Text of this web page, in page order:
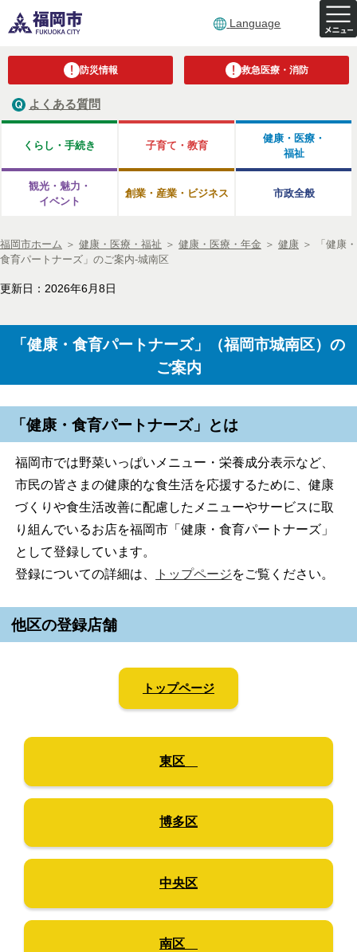
Language
防災情報 救急医療・消防
よくある質問
くらし・手続き 子育て・教育
健康・医療・
福祉
観光・魅力・
イベント
創業・産業・ビジネス 市政全般
福岡市ホーム ＞ 健康・医療・福祉 ＞ 健康・医療・年金 ＞ 健康 ＞
「健康・
食育パートナーズ」のご案内-城南区
更新日：2026年6月8日
「健康・食育パートナーズ」（福岡市城南区）の
ご案内
「健康・食育パートナーズ」とは
福岡市では野菜いっぱいメニュー・栄養成分表示など、
市民の皆さまの健康的な食生活を応援するために、健康
づくりや食生活改善に配慮したメニューやサービスに取
り組んでいるお店を福岡市「健康・食育パートナーズ」
として登録しています。
登録についての詳細は、
トップページをご覧ください。
他区の登録店舗
トップページ
東区
博多区
中央区
南区